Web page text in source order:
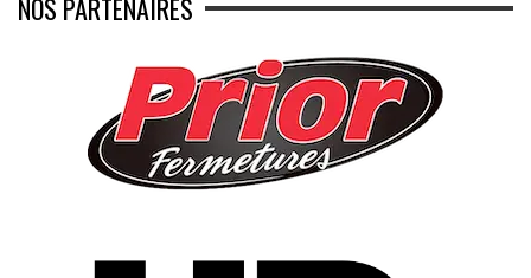
NOS PARTENAIRES